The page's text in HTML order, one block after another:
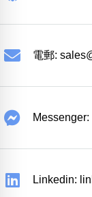
電郵:
Linkedin: